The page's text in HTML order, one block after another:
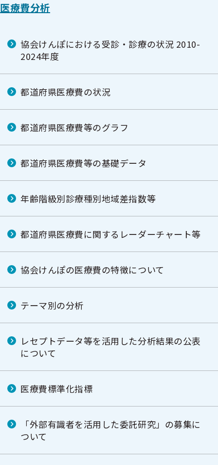
医療費分析
協会けんぽにおける受診・診療の状況 2010-
2024年度
都道府県医療費の状況
都道府県医療費等のグラフ
都道府県医療費等の基礎データ
年齢階級別診療種別地域差指数等
都道府県医療費に関するレーダーチャート等
協会けんぽの医療費の特徴について
テーマ別の分析
レセプトデータ等を活用した分析結果の公表
について
医療費標準化指標
「外部有識者を活用した委託研究」の募集に
ついて